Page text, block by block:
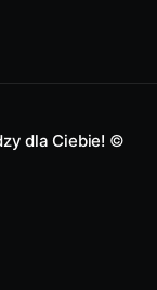
taśmy
cuda dla
dla Ciebie! ©